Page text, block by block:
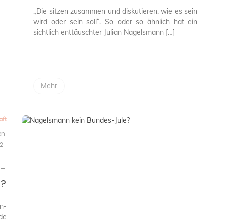
„Die sitzen zusammen und diskutieren, wie es sein
wird oder sein soll“. So oder so ähnlich hat ein
sichtlich enttäuschter Julian Nagelsmann […]
Mehr
2